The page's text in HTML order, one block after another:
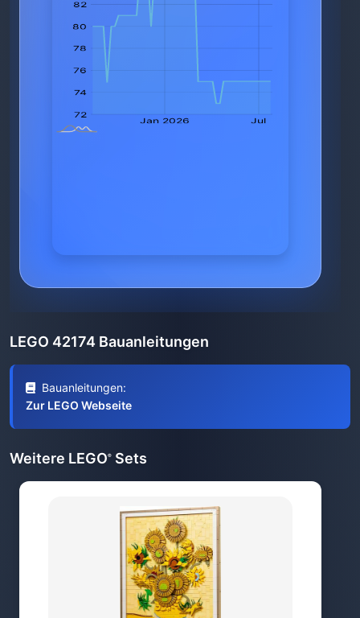
LEGO 42174 Bauanleitungen
Bauanleitungen:
Zur LEGO Webseite
Weitere LEGO® Sets